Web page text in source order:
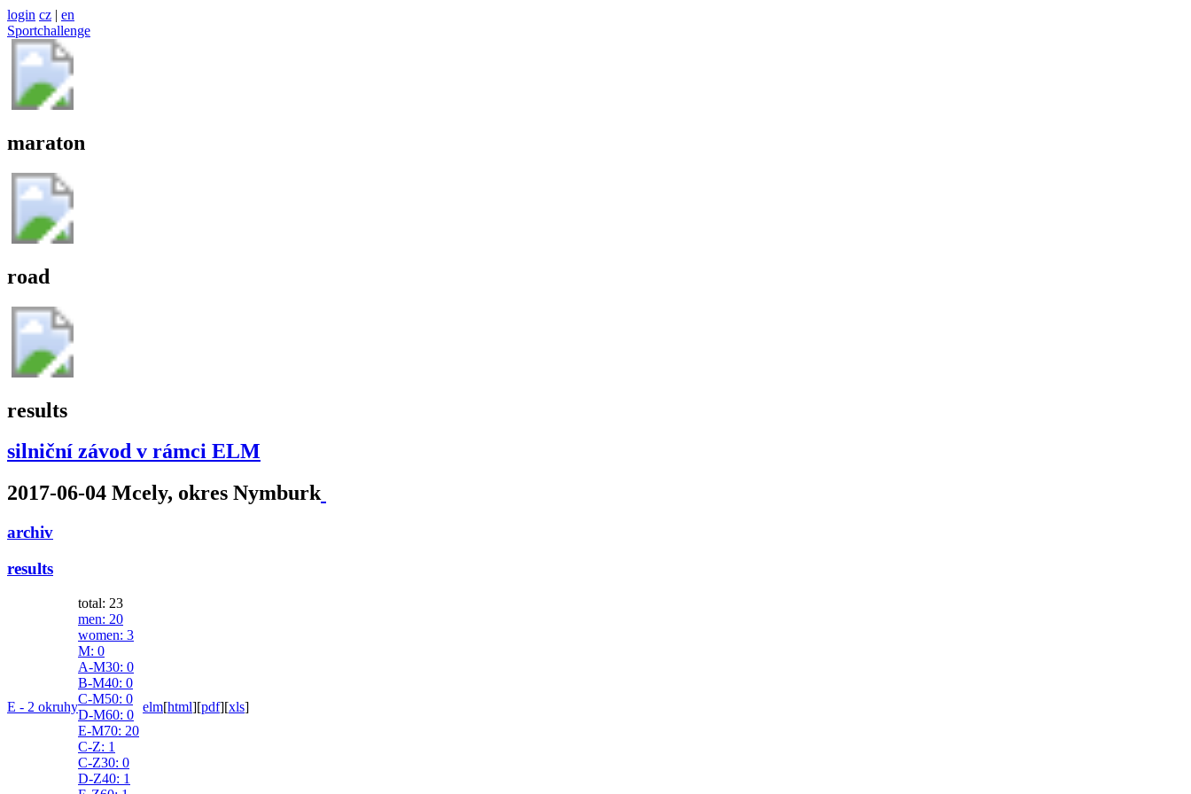
login cz | en
Sportchallenge
maraton
road
results
silniční závod v rámci ELM
2017-06-04 Mcely, okres Nymburk
archiv
results
E - 2 okruhy
total: 23
men: 20
women: 3
M: 0
A-M30: 0
B-M40: 0
C-M50: 0
D-M60: 0
E-M70: 20
C-Z: 1
C-Z30: 0
D-Z40: 1
elm[html][pdf][xls]